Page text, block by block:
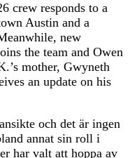
crew responds to a
Austin and a
new
the team and Owen
mother, Gwyneth
an update on his
och det är ingen
annat sin roll i
har valt att hoppa av